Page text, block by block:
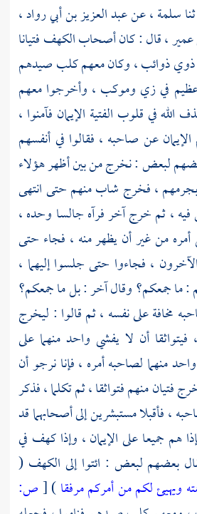
سلمة ،عنعبد العزيز بن أبي رواد ،
،قال : كانأصحاب الكهففتيانا
ذوي ذوائب ، وكان معهم كلب صيدهم
في زي وموكب ، وأخرجوا معهم
الله في قلوب الفتية الإيمان فآمنوا ،
عن صاحبه ، فقالوا في أنفسهم
لبعض : نخرج من بين أظهر هؤلاء
بجرمهم ، فخرج شاب منهم حتى انتهى
، ثم خرج آخر فرآه جالسا وحده ،
من غير أن يظهر منه ، فجاء حتى
، فجاءوا حتى جلسوا إليهما ،
: ما جمعكم؟ وقال آخر : بل ما جمعكم؟
مخافة على نفسه ، ثم قالوا : ليخرج
أن لا يفشي واحد منهما على
منهما لصاحبه أمره ، فإنا نرجو أن
فتيان منهم فتواثقا ، ثم تكلما ، فذكر
، فأقبلا مستبشرين إلى أصحابهما قد
هم جميعا على الإيمان ، وإذا كهف في
بعضهم لبعض : ائتوا إلى الكهف (
ويهيئ لكم من أمركم مرفقا)
[ص: